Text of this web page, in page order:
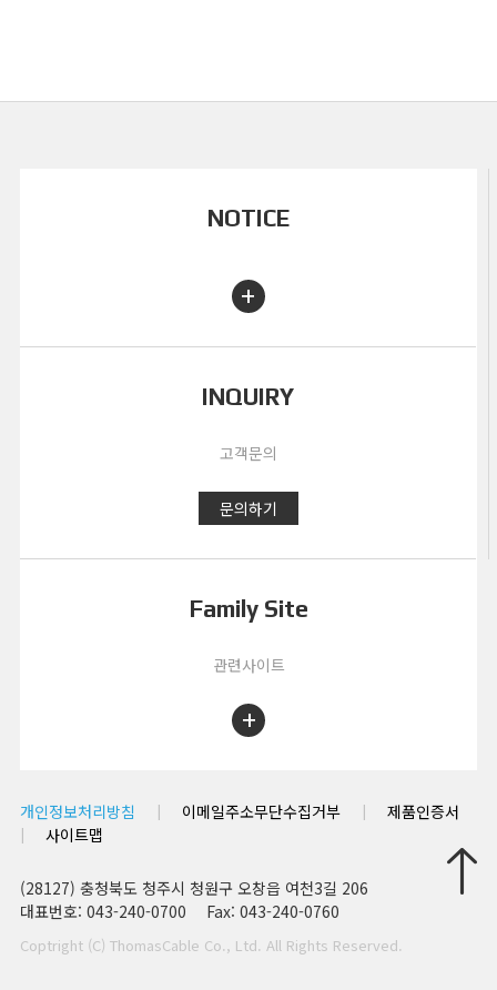
NOTICE
+
INQUIRY
고객문의
문의하기
Family Site
관련사이트
+
개인정보처리방침 | 이메일주소무단수집거부 | 제품인증서
| 사이트맵
(28127) 충청북도 청주시 청원구 오창읍 여천3길 206
대표번호: 043-240-0700
Fax: 043-240-0760
Coptright (C) ThomasCable Co., Ltd. All Rights Reserved.